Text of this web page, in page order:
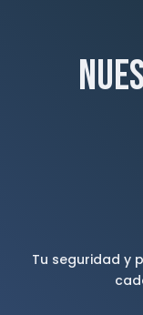
Tu seguridad y